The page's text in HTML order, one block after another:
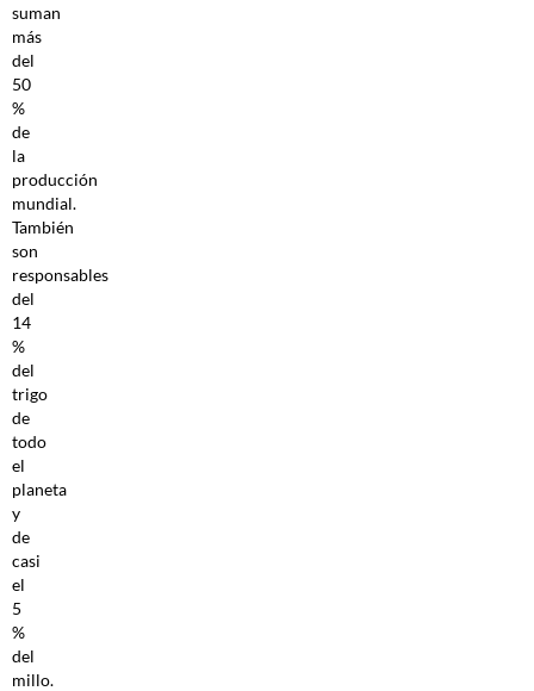
suman
más
del
50
%
de
la
producción
mundial.
También
son
responsables
del
14
%
del
trigo
de
todo
el
planeta
y
de
casi
el
5
%
del
millo.